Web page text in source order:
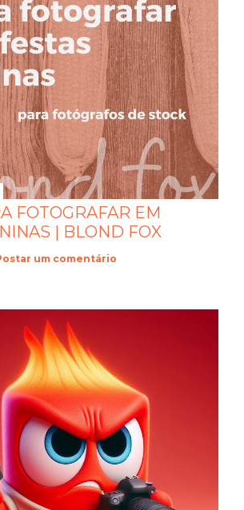
FOTOGRAFAR EM
| BLOND FOX
um comentário